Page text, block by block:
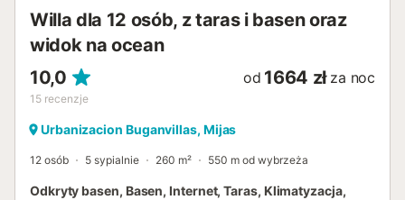
Willa dla 12 osób, z taras i basen oraz
widok na ocean
10,0
15 recenzje
od 1664 zł za noc
Urbanizacion Buganvillas, Mijas
12 osób 5 sypialnie 260 m² 550 m od wybrzeża
Odkryty basen, Basen, Internet, Taras, Klimatyzacja,